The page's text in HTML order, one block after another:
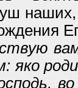
наших,
яко